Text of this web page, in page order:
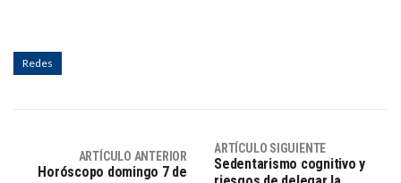
Redes
ARTÍCULO ANTERIOR
Horóscopo domingo 7 de
ARTÍCULO SIGUIENTE
Sedentarismo cognitivo y